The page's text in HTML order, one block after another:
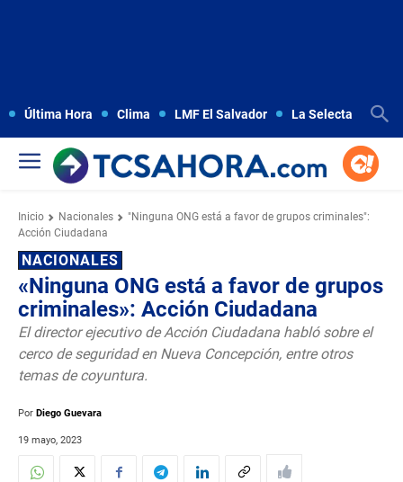
Última Hora Clima LMF El Salvador La Selecta
Inicio Nacionales
"Ninguna ONG está a favor de grupos criminales":
Acción Ciudadana
NACIONALES
«Ninguna ONG está a favor de grupos
criminales»: Acción Ciudadana
El director ejecutivo de Acción Ciudadana habló sobre el
cerco de seguridad en Nueva Concepción, entre otros
temas de coyuntura.
Por Diego Guevara
19 mayo, 2023